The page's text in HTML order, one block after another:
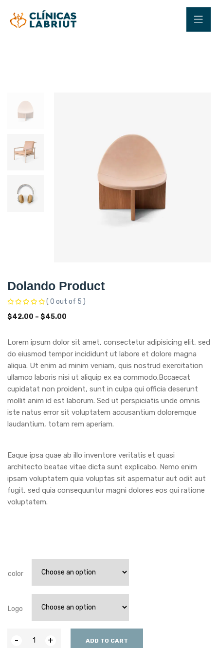
Dolando Product
( 0 out of 5 )
$42.00 – $45.00
Lorem ipsum dolor sit amet, consectetur adipisicing elit, sed
do eiusmod tempor incididunt ut labore et dolore magna
aliqua. Ut enim ad minim veniam, quis nostrud exercitation
ullamco laboris nisi ut aliquip ex ea commodo.Bccaecat
cupidatat non proident, sunt in culpa qui officia deserunt
mollit anim id est laborum. Sed ut perspiciatis unde omnis
iste natus error sit voluptatem accusantium doloremque
laudantium, totam rem aperiam.
Eaque ipsa quae ab illo inventore veritatis et quasi
architecto beatae vitae dicta sunt explicabo. Nemo enim
ipsam voluptatem quia voluptas sit aspernatur aut odit aut
fugit, sed quia consequuntur magni dolores eos qui ratione
voluptatem.
color
Logo
- + ADD TO CART